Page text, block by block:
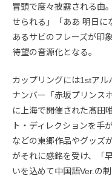
冒頭で度々披露される曲
せられる」「ああ 明日に
あるサビのフレーズが印
待望の音源化となる。
カップリングには1stアル
ナンバー「赤坂プリンス
に上海で開催された髙田
ト・ディレクションを手
などの東郷作品やグッズ
がそれに感銘を受け、「
いを込めて中国語Ver.の